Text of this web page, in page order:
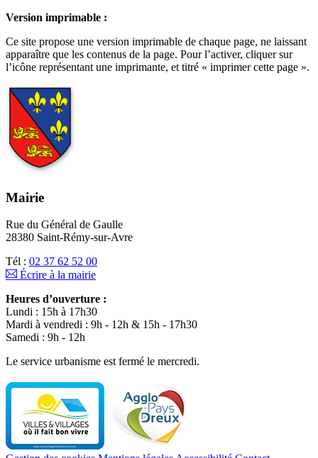
Version imprimable :
Ce site propose une version imprimable de chaque page, ne laissant
apparaître que les contenus de la page. Pour l’activer, cliquer sur
l’icône représentant une imprimante, et titré « imprimer cette page ».
Mairie
Rue du Général de Gaulle
28380 Saint-Rémy-sur-Avre
Tél : 02 37 62 52 00
Écrire à la mairie
Heures d’ouverture :
Lundi : 15h à 17h30
Mardi à vendredi : 9h - 12h & 15h - 17h30
Samedi : 9h - 12h
Le service urbanisme est fermé le mercredi.